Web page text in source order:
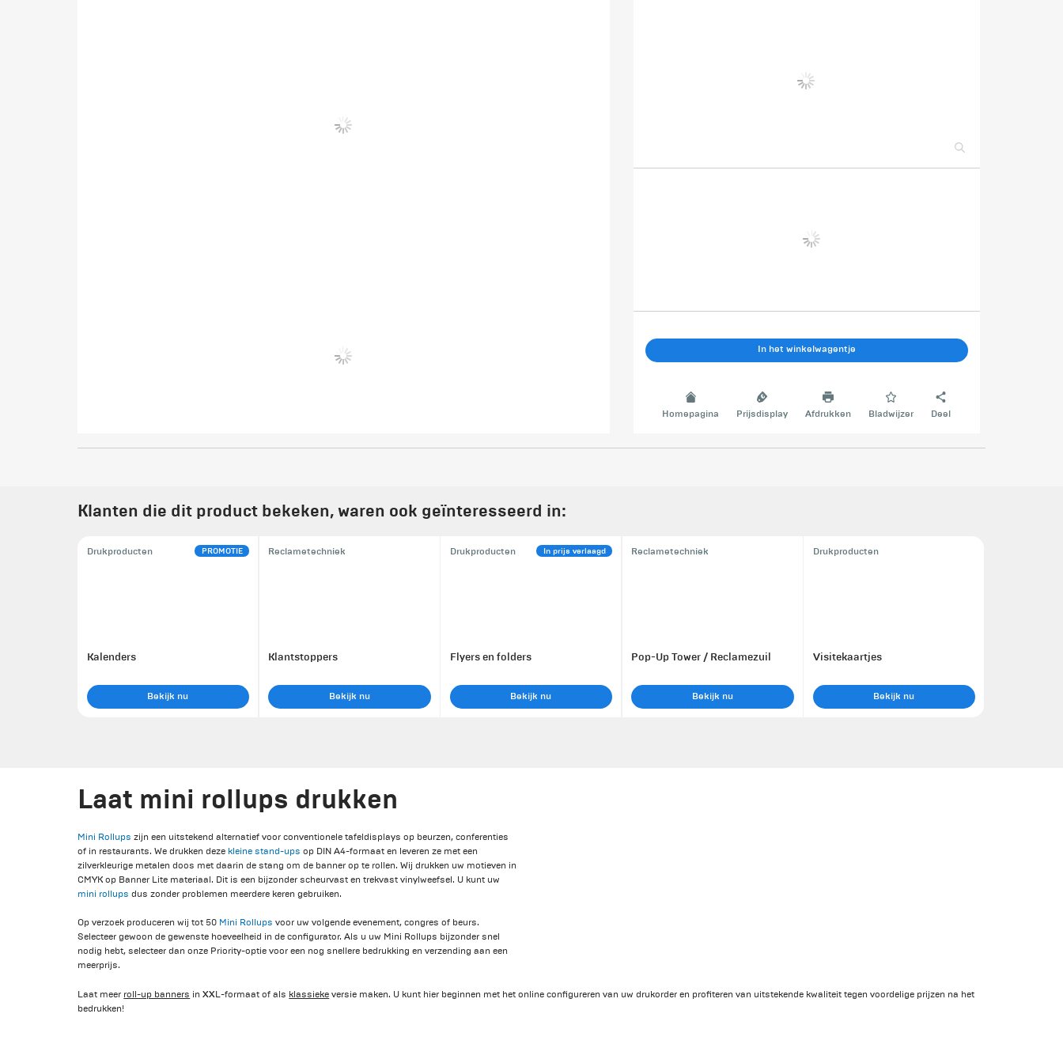
In het winkelwagentje
Homepagina Prijsdisplay Afdrukken Bladwijzer Deel
Klanten die dit product bekeken, waren ook geïnteresseerd in:
Drukproducten PROMOTIE
Kalenders
Bekijk nu
Reclametechniek
Klantstoppers
Bekijk nu
Drukproducten In prijs verlaagd
Flyers en folders
Bekijk nu
Reclametechniek
Pop-Up Tower / Reclamezuil
Bekijk nu
Drukproducten
Visitekaartjes
Bekijk nu
Laat mini rollups drukken
Mini Rollups zijn een uitstekend alternatief voor conventionele tafeldisplays op beurzen, conferenties
of in restaurants. We drukken deze kleine stand-ups op DIN A4-formaat en leveren ze met een
zilverkleurige metalen doos met daarin de stang om de banner op te rollen. Wij drukken uw motieven in
CMYK op Banner Lite materiaal. Dit is een bijzonder scheurvast en trekvast vinylweefsel. U kunt uw
mini rollups dus zonder problemen meerdere keren gebruiken.
Op verzoek produceren wij tot 50 Mini Rollups voor uw volgende evenement, congres of beurs.
Selecteer gewoon de gewenste hoeveelheid in de configurator. Als u uw Mini Rollups bijzonder snel
nodig hebt, selecteer dan onze Priority-optie voor een nog snellere bedrukking en verzending aan een
meerprijs.
Laat meer roll-up banners in XXL-formaat of als klassieke versie maken. U kunt hier beginnen met het online configureren van uw drukorder en profiteren van uitstekende kwaliteit tegen voordelige prijzen na het
bedrukken!